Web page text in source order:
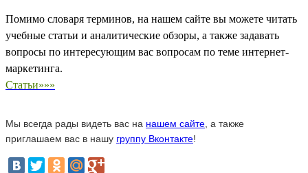
Помимо словаря терминов, на нашем сайте вы можете читать
учебные статьи и аналитические обзоры, а также задавать
вопросы по интересующим вас вопросам по теме интернет-
маркетинга.
Статьи»»»
Мы всегда рады видеть вас на нашем сайте , а также
приглашаем вас в нашу группу Вконтакте!